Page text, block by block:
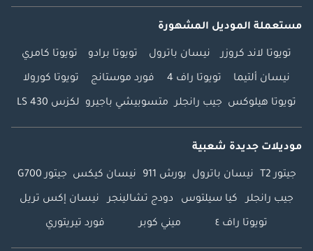
مستعملة الموديل المشهورة
تويوتا لاند كروزر نيسان باترول تويوتا برادو تويوتا كامري
نيسان ألتيما تويوتا راف 4 فورد موستانج تويوتا كورولا
تويوتا هيلوكس جيب رانجلر متسوبيشي باجيرو لكزس LS 430
موديلات جديدة شعبية
جيتور T2 نيسان باترول بورش 911 نيسان كيكس جيتور G700
جيب رانجلر كيا سيلتوس دودج تشالينجر نيسان إكس تريل
تويوتا راف ٤ ميني كوبر فورد تيريتوري